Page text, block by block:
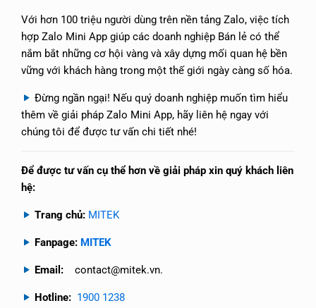
Với hơn 100 triệu người dùng trên nền tảng Zalo, việc tích
hợp Zalo Mini App giúp các doanh nghiệp Bán lẻ có thể
nắm bắt những cơ hội vàng và xây dựng mối quan hệ bền
vững với khách hàng trong một thế giới ngày càng số hóa.
Đừng ngần ngại! Nếu quý doanh nghiệp muốn tìm hiểu
thêm về giải pháp Zalo Mini App, hãy liên hệ ngay với
chúng tôi để được tư vấn chi tiết nhé!
Để được tư vấn cụ thể hơn về giải pháp xin quý khách liên
hệ:
Trang chủ: MITEK
Fanpage: MITEK
Email: contact@mitek.vn.
Hotline: 1900 1238